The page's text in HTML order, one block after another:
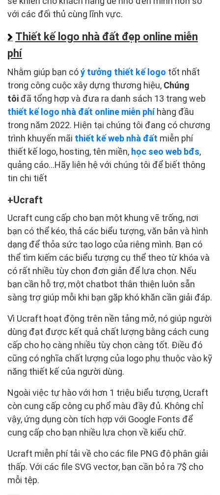
với các đối thủ cùng lĩnh vực.
Thiết kế logo nhà đất đẹp online miễn
phí
Nhằm giúp bạn cóý tưởng thiết kế logo tốt nhất
trong công cuộc xây dựng thương hiệu, Chúng
tôi đã tổng hợp và đưa ra danh sách 13 trang web
thiết kế logo nhà đất online miễn phíhàng đầu
trong năm 2022. Hiện tại chúng tôi đang có chương
trình khuyến mãi thiết kế web nhà đất miễn phí
thiết kế logo, hosting, tên miền, học seo web bđs,
quảng cáo...Hãy liên hệ với chúng tôi để biết thông
tin chi tiết
Ucraft
Ucraft cung cấp cho bạn một khung vẽ trống, nơi
bạn có thể kéo, thả các biểu tượng, văn bản và hình
dạng để thỏa sức tạo logo của riêng mình. Bạn có
thể tìm kiếm các biểu tượng cụ thể theo từ khóa và
có rất nhiều tùy chọn đơn giản để lựa chọn. Nếu
bạn cần hỗ trợ, một chatbot thân thiện luôn sẵn
sàng trợ giúp mỗi khi bạn gặp khó khăn cần giải đáp.
Vì Ucraft hoạt động trên nền tảng mở, nó giúp người
dùng đạt được kết quả chất lượng bằng cách cung
cấp cho họ càng nhiều tùy chọn càng tốt. Điều đó
cũng có nghĩa chất lượng của logo phụ thuộc vào kỹ
năng thiết kế của người dùng.
Ngoài việc tự hào với hơn 1 triệu biểu tượng, Ucraft
còn cung cấp công cụ phổ màu đầy đủ. Không chỉ
vậy, ứng dụng còn tích hợp với Google Fonts để
cung cấp cho bạn nhiều lựa chọn về kiểu chữ.
Ucraft miễn phí tải về cho các file PNG độ phân giải
thấp. Với các file SVG vector, bạn cần bỏ ra 7$ cho
mỗi tệp.